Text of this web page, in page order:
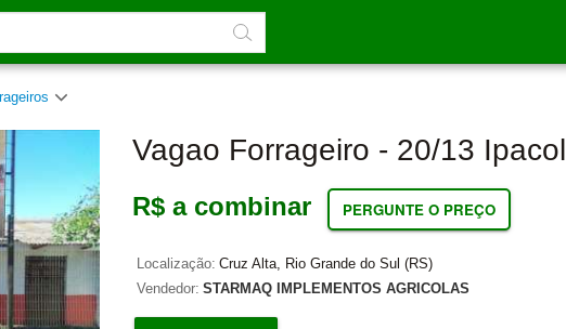
Vagao Forrageiro - 20/13 Ipacol
R$ a combinar PERGUNTE O PREÇO
Localização: Cruz Alta, Rio Grande do Sul (RS)
Vendedor: STARMAQ IMPLEMENTOS AGRICOLAS